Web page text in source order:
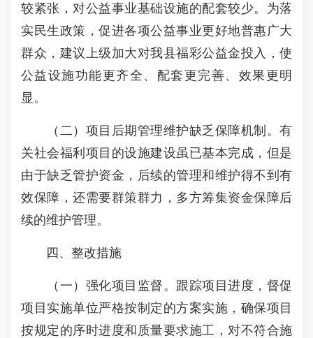
较紧张，对公益事业基础设施的配套较少。为落
实民生政策，促进各项公益事业更好地普惠广大
群众，建议上级加大对我县福彩公益金投入，使
公益设施功能更齐全、配套更完善、效果更明
显。
（二）项目后期管理维护缺乏保障机制。有
关社会福利项目的设施建设虽已基本完成，但是
由于缺乏管护资金，后续的管理和维护得不到有
效保障，还需要群策群力，多方筹集资金保障后
续的维护管理。
四、整改措施
（一）强化项目监督。跟踪项目进度，督促
项目实施单位严格按制定的方案实施，确保项目
按规定的序时进度和质量要求施工，对不符合施